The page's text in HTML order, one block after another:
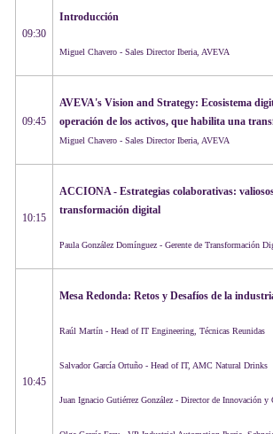
09:30
Introducción
Miguel Chavero - Sales Director Iberia, AVEVA
09:45
AVEVA's Vision and Strategy: Ecosistema
operación de los activos, que habilita una
Miguel Chavero - Sales Director Iberia, AVEVA
10:15
ACCIONA - Estrategias colaborativas:
transformación digital
Paula González Domínguez - Gerente de Transformación
10:45
Mesa Redonda: Retos y Desafíos de la
Raúl Martín - Head of IT Engineering, Técnicas Reunidas
Salvador García Ortuño - Head of IT, AMC Natural Drinks
Juan Ignacio Gutiérrez González - Director de Innovación y